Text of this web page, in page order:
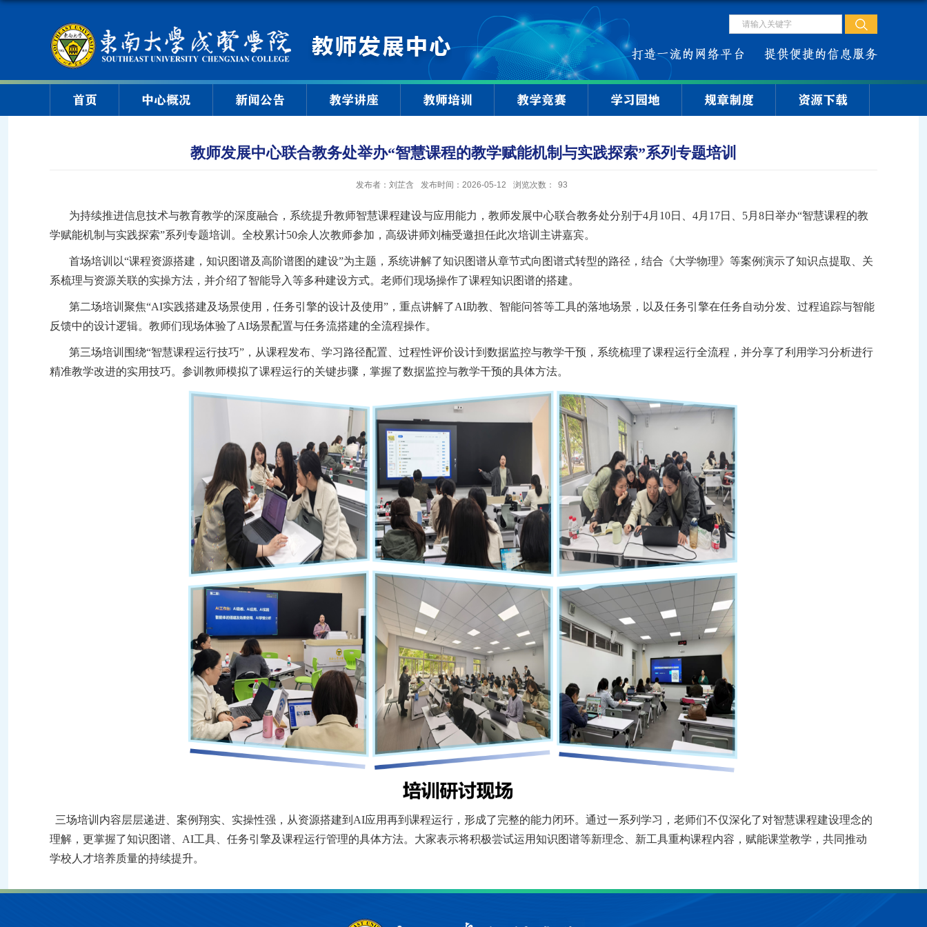
首页 中心概况 新闻公告 教学讲座 教师培训 教学竞赛 学习园地 规章制度 资源下载
教师发展中心联合教务处举办“智慧课程的教学赋能机制与实践探索”系列专题培训
发布者：刘芷含 发布时间：2026-05-12 浏览次数： 93
为持续推进信息技术与教育教学的深度融合，系统提升教师智慧课程建设与应用能力，教师发展中心联合教务处分别于4月10日、4月17日、5月8日举办“智慧课程的教
学赋能机制与实践探索”系列专题培训。全校累计50余人次教师参加，高级讲师刘楠受邀担任此次培训 主讲嘉宾。
首场培训以“课程资源搭建，知识图谱及高阶谱图的建设”为主题，系统讲解了知识图谱从章节式向图谱式转型的路径，结合《大学物理》等案例演示了知识点提取、关
系梳理与资源关联的实操方法，并介绍了智能导入等多种建设方式。老师们现场操作了课程知识图谱的搭建。
第二场培训聚焦“AI实践搭建及场景使用，任务引擎的设计及使用”，重点讲解了AI助教、智能问答等工具的落地场景，以及任务引擎在任务自动分发、过程追踪与智能
反馈中的设计逻辑。教师们现场体验了AI场景配置与任务流搭建的全流程操作。
第三场培训围绕“智慧课程运行技巧”，从课程发布、学习路径配置、过程性评价设计到数据监控与教学干预，系统梳理了课程运行全流程，并分享了利用学习分析进行
精准教学改进的实用技巧。参训教师模拟了课程运行的关键步骤，掌握了数据监控与教学干预的具体方法。
三场培训内容层层递进、案例翔实、实操性强，从资源搭建到 AI应用再到课程运行，形成了完整的能力闭环。通过一系列 学习， 老师们不仅深化了对智慧课程建设理念的
理解，更掌握了知识图谱、AI工具、任务引擎及课程运行管理的具体方法。大家表示将积极尝试运用知识图谱等新理念、新工具重构课程内容，赋能课堂教学，共同推动
学校人才培养质量的持续提升。